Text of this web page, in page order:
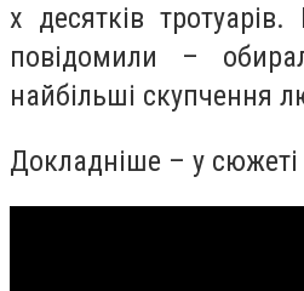
х десятків
повідомили –
найбільші скупчення
Докладніше – у